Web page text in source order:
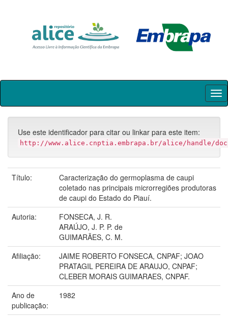
Skip
Use este identificador para citar ou linkar para este item:
http://www.alice.cnptia.embrapa.br/alice/handle/
Título:
Caracterização do germoplasma de caupi
coletado nas principais microrregiões produtoras
de caupi do Estado do Piauí.
Autoria:
FONSECA, J. R.
ARAÚJO, J. P. P. de
GUIMARÃES, C. M.
Afiliação:
JAIME ROBERTO FONSECA, CNPAF; JOAO
PRATAGIL PEREIRA DE ARAUJO, CNPAF;
CLEBER MORAIS GUIMARAES, CNPAF.
Ano de
publicação:
1982